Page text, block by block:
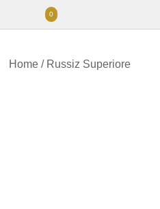
0
Home / Russiz Superiore